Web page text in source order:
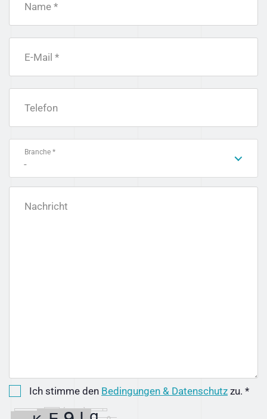
Name *
E-Mail *
Telefon
Branche *
-
Nachricht
Ich stimme den Bedingungen & Datenschutz zu. *